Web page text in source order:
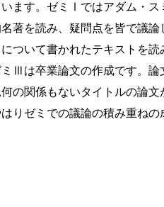
ます。ゼミⅠではアダム・ス
著を読み、疑問点を皆で議
ついて書かれたテキストを
Ⅲは卒業論文の作成です。
の関係もないタイトルの論
りゼミでの議論の積み重ねの